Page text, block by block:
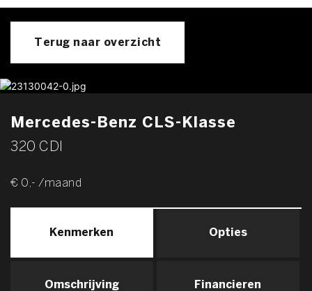
Terug naar overzicht
Mercedes-Benz CLS-Klasse
320 CDI
€ 0,- /maand
Kenmerken Opties
Omschrijving Financieren